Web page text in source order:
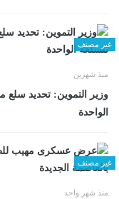
غير مصنف
منذ شهرين
وزير التموين: تحديد سلع
الواحدة
غير مصنف
منذ شهر واحد